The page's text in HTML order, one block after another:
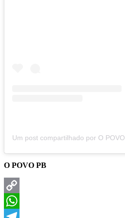
O POVO PB
Copy